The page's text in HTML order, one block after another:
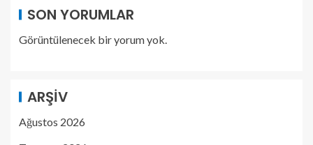
SON YORUMLAR
Görüntülenecek bir yorum yok.
ARŞIV
Ağustos 2026